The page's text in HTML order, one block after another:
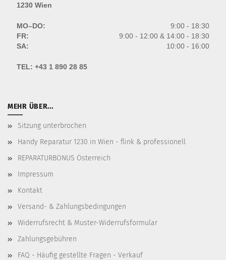
1230 Wien
MO–DO:
9:00 - 18:30
FR:
9:00 - 12:00 & 14:00 - 18:30
SA:
10:00 - 16:00
TEL: +43 1 890 28 85
MEHR ÜBER...
Sitzung unterbrochen
Handy Reparatur 1230 in Wien - flink & professionell
REPARATURBONUS Österreich
Impressum
Kontakt
Versand- & Zahlungsbedingungen
Widerrufsrecht & Muster-Widerrufsformular
Zahlungsgebühren
FAQ - Häufig gestellte Fragen - Verkauf